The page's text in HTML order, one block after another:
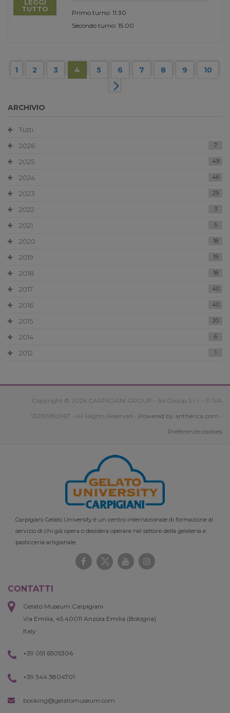
LEGGI
TUTTO
Primo turno: 11.30
Secondo turno: 15.00
1 2 3 4 5 6 7 8 9 10
ARCHIVIO
Tutti
2026
7
2025 49
2024 46
2023 29
2022 3
2021 5
2020 18
2019 19
2018 18
2017 40
2016 40
2015 20
2014 6
2012 1
Copyright © 2026 CARPIGIANI GROUP - Ali Group S.r.l. - P.IVA
13239980967 - All Rights Reserved - Powered by antherica.com -
Preferenze cookies
Carpigiani Gelato University è un centro internazionale di formazione al
servizio di chi già opera o desidera operare nel settore della gelateria e
pasticceria artigianale.
CONTATTI
Gelato Museum Carpigiani
Via Emilia, 45 40011 Anzola Emilia (Bologna)
Italy
+39 051 6505306
+39 344 3804701
booking@gelatomuseum.com